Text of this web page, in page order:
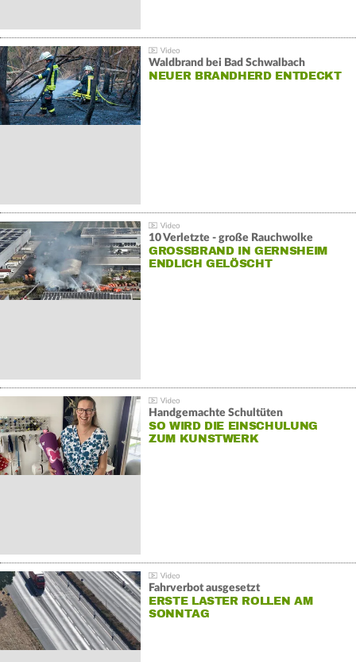
Waldbrand bei Bad Schwalbach
NEUER BRANDHERD ENTDECKT
10 Verletzte - große Rauchwolke
GROSSBRAND IN GERNSHEIM E
NDLICH GELÖSCHT
Handgemachte Schultüten
SO WIRD DIE EINSCHULUNG
ZUM KUNSTWERK
Fahrverbot ausgesetzt
ERSTE LASTER ROLLEN AM
SONNTAG